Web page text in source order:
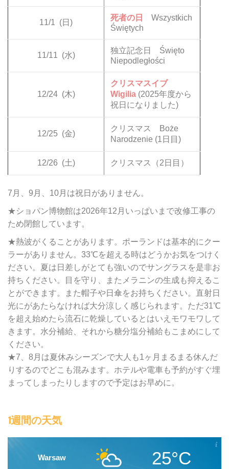
11/1 (日)
死者の日
Wszystkich
Świętych
11/11 (水)
独立記念日 Święto
Niepodległości
12/24 (木)
クリスマスイブ
Wigilia (2025年度から
祝日になりました)
12/25 (金)
クリスマス Boże
Narodzenie (1日目)
12/26 (土) クリスマス（2日目）
7月、9月、10月は祝日がありません。
★ショパン博物館は2026年12月いっぱいまで改修工事の
ため閉館しています。
★熱波がくることがあります。ポーランドは基本的にクー
ラーがありません。33℃を超える時はどうかお気をつけく
ださい。夏は日差しがとても強いのでサングラスを是非お
持ちください。目を守り、またメラニンの生成も抑えるこ
とができます。また帽子や日傘をお持ちください。直射日
光にがあたらなければ大分涼しく感じられます。ただ31℃
を超え始めたら流石に乾燥しているとはいえモワモワして
きます。水分補給、それから糖分塩分補給もこまめにして
ください。
★7、8月は夏休みシーズンで大人も1ヶ月まるまる休んだ
りするのでどこも混みます。ホテルや電車も予約がすぐ埋
まってしまったりしますので予定はお早めに。
1週間の天気
Warsaw 25°C